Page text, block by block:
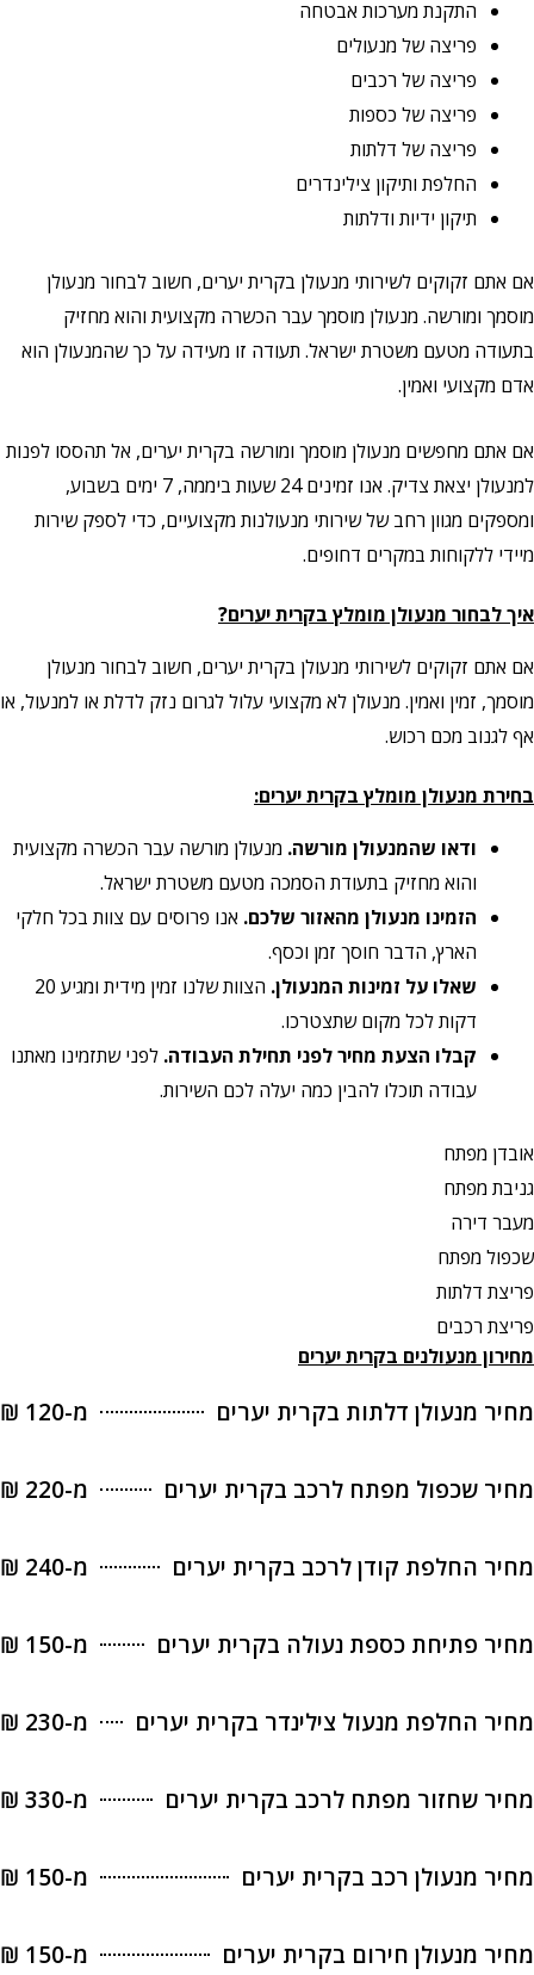
התקנת מערכות אבטחה
פריצה של מנעולים
פריצה של רכבים
פריצה של כספות
פריצה של דלתות
החלפת ותיקון צילינדרים
תיקון ידיות ודלתות
זקוקים לשירותי מנעולן בקרית יערים, חשוב לבחור מנעולן
ומורשה. מנעולן מוסמך עבר הכשרה מקצועית והוא מחזיק
מטעם משטרת ישראל. תעודה זו מעידה על כך שהמנעולן הוא
ואמין.
מחפשים מנעולן מוסמך ומורשה בקרית יערים, אל תהססו לפנות
למנעולן יצאת צדיק. אנו זמינים 24 שעות ביממה, 7 ימים בשבוע,
מגוון רחב של שירותי מנעולנות מקצועיים,כדי לספק שירות
ללקוחות במקרים דחופים.
מנעולן מומלץ בקרית יערים?
זקוקים לשירותי מנעולן בקרית יערים, חשוב לבחור מנעולן
זמין ואמין. מנעולן לא מקצועי עלול לגרום נזק לדלת או למנעול, או
מכם רכוש.
מנעולן מומלץ בקרית יערים:
ודאו שהמנעולן מורשה.מנעולן מורשה עבר הכשרה מקצועית
והוא מחזיק בתעודת הסמכה מטעם משטרת ישראל.
הזמינו מנעולן מהאזור שלכם.אנו פרוסים עם צוות בכל חלקי
הארץ, הדבר חוסך זמן וכסף.
שאלו על זמינות המנעולן.
הצוות שלנו זמין מידית ומגיע 20
דקות לכל מקום שתצטרכו.
קבלו הצעת מחיר לפני תחילת העבודה.לפני שתזמינו מאתנו
עבודה תוכלו להבין כמה יעלה לכם השירות.
מפתח
מפתח
מפתח
דלתות
רכבים
מנעולנים בקרית יערים
מנעולן דלתות בקרית יערים מ-120 ₪
שכפול מפתח לרכב בקרית יערים מ-220 ₪
החלפת קודן לרכב בקרית יערים מ-240 ₪
פתיחת כספת נעולה בקרית יערים מ-150 ₪
החלפת מנעול צילינדר בקרית יערים מ-230 ₪
שחזור מפתח לרכב בקרית יערים מ-330 ₪
מנעולן רכב בקרית יערים מ-150 ₪
מנעולן חירום בקרית יערים מ-150 ₪